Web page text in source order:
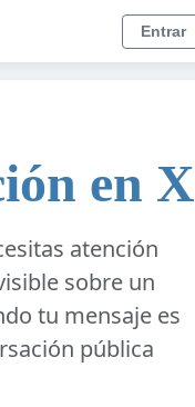
Entrar
en X
atención
sobre un
tu mensaje es
pública